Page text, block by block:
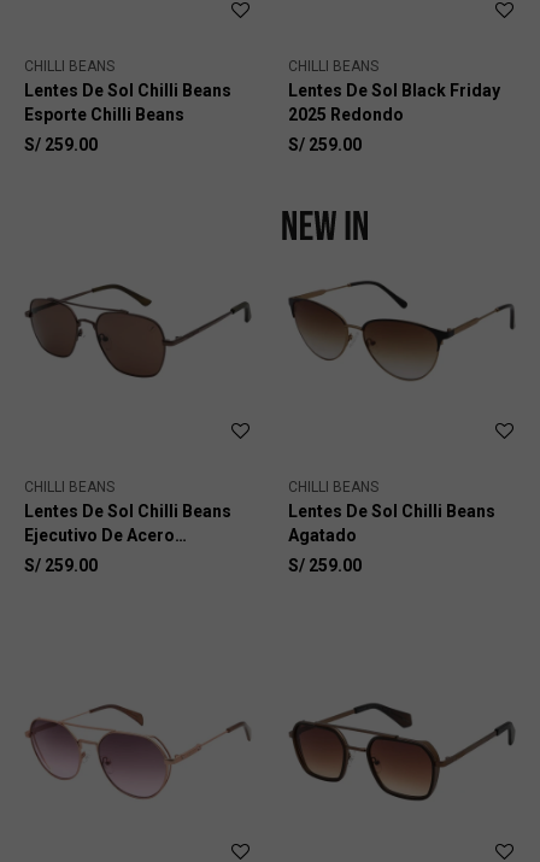
CHILLI BEANS
Lentes De Sol Chilli Beans
Esporte Chilli Beans
S/ 259.00
CHILLI BEANS
Lentes De Sol Black Friday
2025 Redondo
S/ 259.00
CHILLI BEANS
Lentes De Sol Chilli Beans
Ejecutivo De Acero
Inoxidable
S/ 259.00
CHILLI BEANS
Lentes De Sol Chilli Beans
Agatado
S/ 259.00